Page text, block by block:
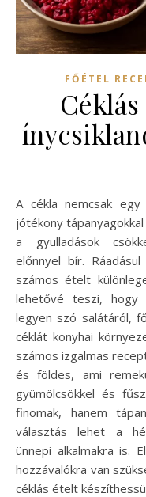
FŐÉTEL
A cékla nemcsak egy ízletes zöldség, hanem tele van
jótékony
a gyulladások
előnnyel bír.
számos ételt
lehetővé teszi, hogy
legyen szó salátáról,
céklát konyhai
számos izgalmas
és földes, ami
gyümölcsökkel és
finomak, hanem
választás lehet a
ünnepi alkalmakra is.
hozzávalókra van
céklás ételt